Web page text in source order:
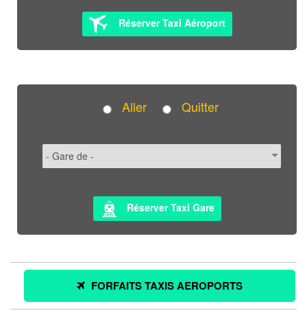
Réserver Taxi Aéroport
Aller Quitter
Réserver Taxi Gare
FORFAITS TAXIS AEROPORTS